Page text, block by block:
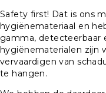
Safety first! Dat is ons
hygiënemateriaal en
gamma, detecteerbaar
hygiënematerialen zijn
vervaardigen van
te hangen.